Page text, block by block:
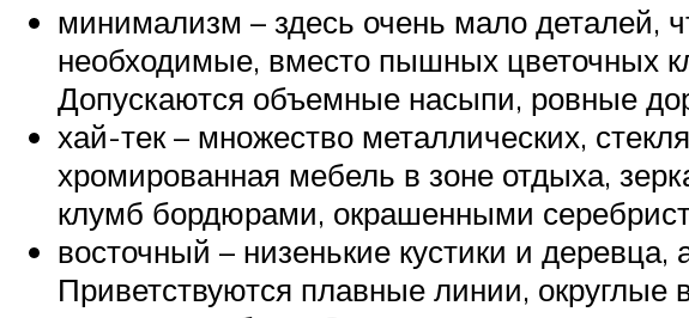
минимализм – здесь очень мало деталей,
необходимые, вместо пышных цветочных
Допускаются объемные насыпи, ровные
хай-тек – множество металлических,
хромированная мебель в зоне отдыха,
клумб бордюрами, окрашенными
восточный – низенькие кустики и
Приветствуются плавные линии,